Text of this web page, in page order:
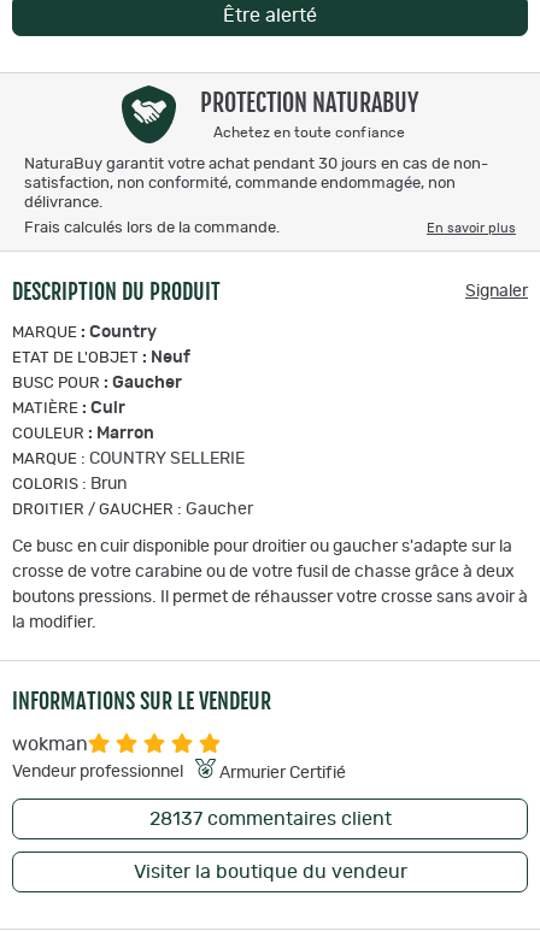
Être alerté
PROTECTION NATURABUY
Achetez en toute confiance
NaturaBuy garantit votre achat pendant 30 jours en cas de non-
satisfaction, non conformité, commande endommagée, non
délivrance.
Frais calculés lors de la commande.
En savoir plus
DESCRIPTION DU PRODUIT Signaler
MARQUE : Country
ETAT DE L'OBJET : Neuf
BUSC POUR : Gaucher
MATIÈRE : Cuir
COULEUR : Marron
MARQUE : COUNTRY SELLERIE
COLORIS : Brun
DROITIER / GAUCHER : Gaucher
Ce busc en cuir disponible pour droitier ou gaucher s'adapte sur la
crosse de votre carabine ou de votre fusil de chasse grâce à deux
boutons pressions. Il permet de réhausser votre crosse sans avoir à
la modifier.
INFORMATIONS SUR LE VENDEUR
wokman
Vendeur professionnel Armurier Certifié
28137commentaires client
Visiter la boutique du vendeur